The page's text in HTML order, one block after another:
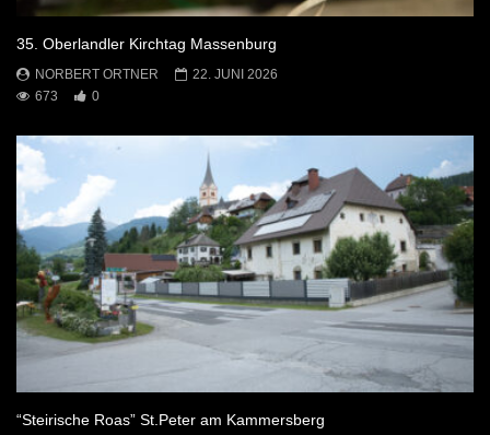
35. Oberlandler Kirchtag Massenburg
NORBERT ORTNER
22. JUNI 2026
673
0
“Steirische Roas” St.Peter am Kammersberg